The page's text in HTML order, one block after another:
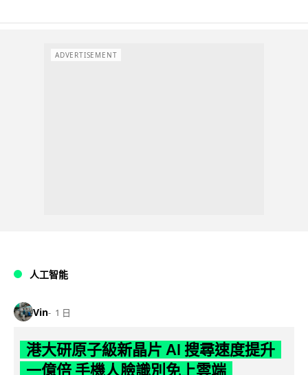
ADVERTISEMENT
人工智能
Vin 1 日
港大研原子級新晶片 AI 搜尋速度提升
一億倍 手機人臉識別免上雲端